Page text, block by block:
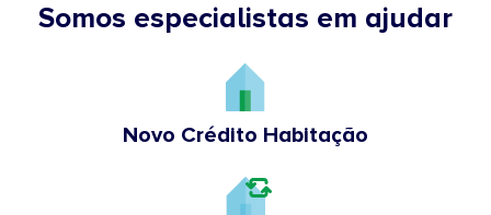
Somos especialistas em ajudar
Novo Crédito Habitação